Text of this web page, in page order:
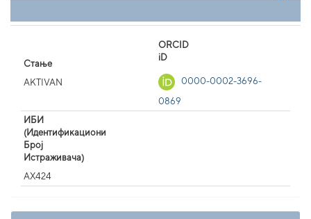
Стање
AKTIVAN
ORCID
iD
0000-0002-3696-
0869
ИБИ
(Идентификациони
Број
Истраживача)
AX424